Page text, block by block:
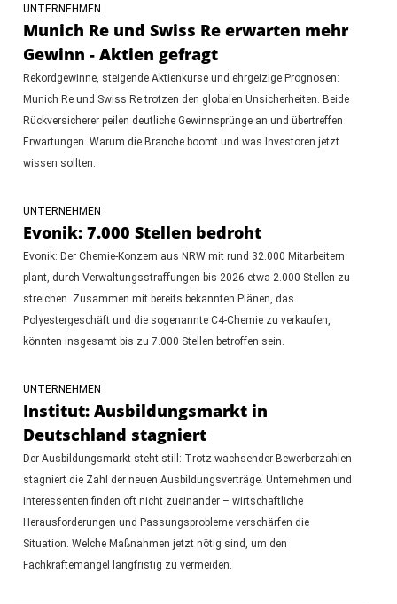
UNTERNEHMEN
Munich Re und Swiss Re erwarten mehr
Gewinn - Aktien gefragt
Rekordgewinne, steigende Aktienkurse und ehrgeizige Prognosen:
Munich Re und Swiss Re trotzen den globalen Unsicherheiten. Beide
Rückversicherer peilen deutliche Gewinnsprünge an und übertreffen
Erwartungen. Warum die Branche boomt und was Investoren jetzt
wissen sollten.
UNTERNEHMEN
Evonik: 7.000 Stellen bedroht
Evonik: Der Chemie-Konzern aus NRW mit rund 32.000 Mitarbeitern
plant, durch Verwaltungsstraffungen bis 2026 etwa 2.000 Stellen zu
streichen. Zusammen mit bereits bekannten Plänen, das
Polyestergeschäft und die sogenannte C4-Chemie zu verkaufen,
könnten insgesamt bis zu 7.000 Stellen betroffen sein.
UNTERNEHMEN
Institut: Ausbildungsmarkt in
Deutschland stagniert
Der Ausbildungsmarkt steht still: Trotz wachsender Bewerberzahlen
stagniert die Zahl der neuen Ausbildungsverträge. Unternehmen und
Interessenten finden oft nicht zueinander – wirtschaftliche
Herausforderungen und Passungsprobleme verschärfen die
Situation. Welche Maßnahmen jetzt nötig sind, um den
Fachkräftemangel langfristig zu vermeiden.